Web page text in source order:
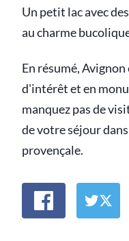
Un petit lac avec
au charme
En résumé,
d'intérêt et en
manquez pas de
de votre séjour
provençale.